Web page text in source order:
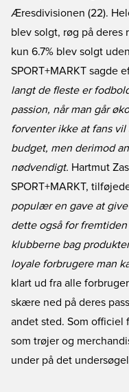
Æresdivisionen (22).
blev solgt, røg på deres
kun 6.7% blev solgt
SPORT+MARKT sagde
langt de fleste er
passion, når man går
forventer ikke at fans
budget, men derimod
nødvendigt. Hartmut
SPORT+MARKT,
populær en gave at
dette også for
klubberne bag
loyale forbrugere man
klart ud fra alle
skære ned på deres
andet sted. Som officiel
som trøjer og
under på det